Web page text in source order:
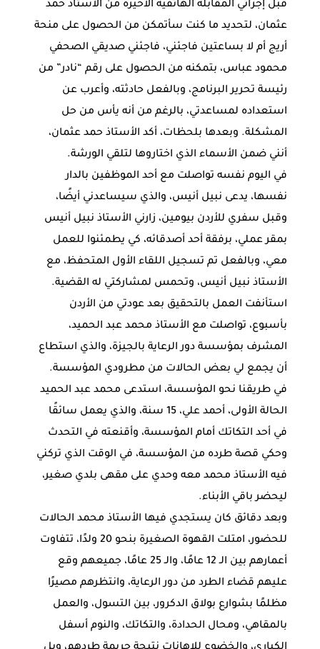
قبل إجرائي المقابلة الهاتفية الأخيرة من الأستاذ حمد
عثمان، لتحديد ما كنت سأتمكن من الحصول على منحة
أريج أم لا بساعتين فاجئني، فاجئني صديقي الصحفي
محمود عباس، بتمكنه من الحصول على رقم “نادر” من
رئيسة تحرير البرنامج، وبالفعل حادثته، وأعرب عن
استعداده لمساعدتي، بالرغم من أنه يأس من حل
المشكلة. وبعدها بلحظات، أكد الأستاذ حمد عثمان،
أنني ضمن الأسماء الذي اختاروها لتلقي الورشة.
في اليوم نفسه تواصلت مع أحد الموظفين بالدار
نفسها، يدعى نبيل أنيس، والذي سيساعدني أيضًا،
وقبل سفري للأردن بيومين، زارني الأستاذ نبيل أنيس
بمقر عملي، برفقة أحد أصدقائه، كي يطمئنوا للعمل
معي، وبالفعل تم تسجيل اللقاء الأول المتحفظ، مع
الأستاذ نبيل أنيس، وتحمس لمشاركتي له القضية.
استأنفت العمل بالتحقيق بعد عودتي من الأردن
بأسبوع، تواصلت مع الأستاذ محمد عبد الحميد،
المشرف بمؤسسة دور الرعاية بالجيزة، والذي استطاع
أن يجمع لي بعض الحالات من مطرودي المؤسسة.
في طريقنا نحو المؤسسة، استدعى محمد عبد الحميد
الحالة الأولى، أحمد علي، 15 سنة، والذي يعمل سائقًا
في أحد التكاتك أمام المؤسسة، وأقنعته في التحدث
وحكي قصة طرده من المؤسسة، في الوقت الذي تركني
فيه الأستاذ محمد معه وحدي على مقهى بلدي صغير،
ليحضر باقي الأبناء.
وبعد دقائق كان يستجدي فيها الأستاذ محمد الحالات
للحضور، امتلت القهوة الصغيرة بنحو 20 ولدًا، تتفاوت
أعمارهم بين الـ 12 عامًا، والـ 25 عامًا، جميعهم وقع
عليهم قضاء الطرد من دور الرعاية، وانتظرهم مصيرًا
مظلمًا بشوارع بولاق الدكرور، بين التسول، والعمل
بالمقاهي، ومحال الحدادة، والتكاتك، والنوم أسفل